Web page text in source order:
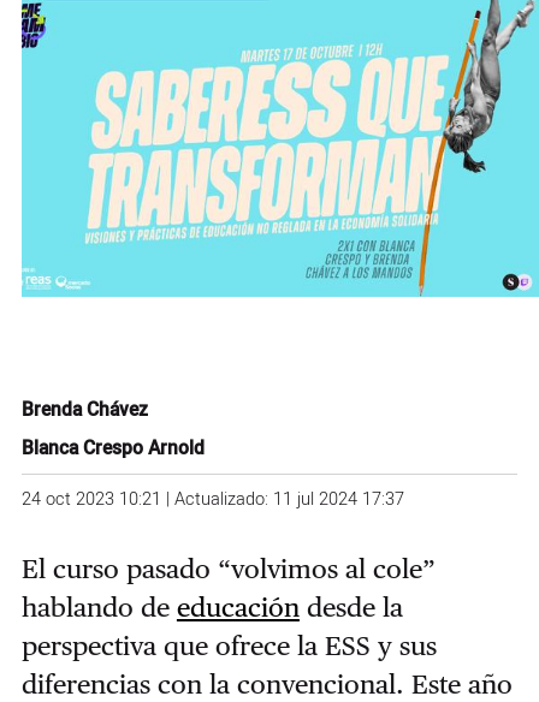
Brenda Chávez
Blanca Crespo Arnold
24 oct 2023 10:21 | Actualizado: 11 jul 2024 17:37
El curso pasado “volvimos al cole”
hablando de educacióndesde la
perspectiva que ofrece la ESS y sus
diferencias con la convencional. Este año